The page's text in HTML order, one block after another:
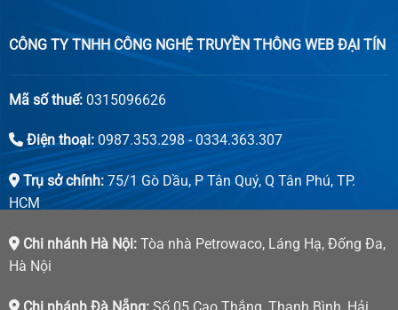
CÔNG TY TNHH CÔNG NGHỆ TRUYỀN THÔNG WEB ĐẠI TÍN
Mã số thuế:0315096626
Điện thoại:0987.353.298 - 0334.363.307
Trụ sở chính:75/1 Gò Dầu, P Tân Quý, Q Tân Phú, TP.
HCM
Chi nhánh Hà Nội:Tòa nhà Petrowaco, Láng Hạ, Đống Đa,
Hà Nội